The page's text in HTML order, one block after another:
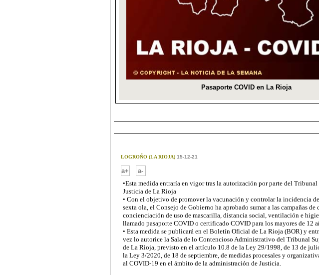
LOGROÑO (LA RIOJA)15-12-21
a+
a-
•Esta medida entraría en vigor tras la autorización por parte del Tribunal
Justicia de La Rioja
• Con el objetivo de promover la vacunación y controlar la incidencia de
sexta ola, el Consejo de Gobierno ha aprobado sumar a las campañas
concienciación de uso de mascarilla, distancia social, ventilación e
llamado pasaporte COVID o certificado COVID para los mayores de 12
• Esta medida se publicará en el Boletín Oficial de La Rioja (BOR) y
vez lo autorice la Sala de lo Contencioso Administrativo del Tribunal
de La Rioja, previsto en el artículo 10.8 de la Ley 29/1998, de 13 de
la Ley 3/2020, de 18 de septiembre, de medidas procesales y
al COVID-19 en el ámbito de la administración de Justicia.